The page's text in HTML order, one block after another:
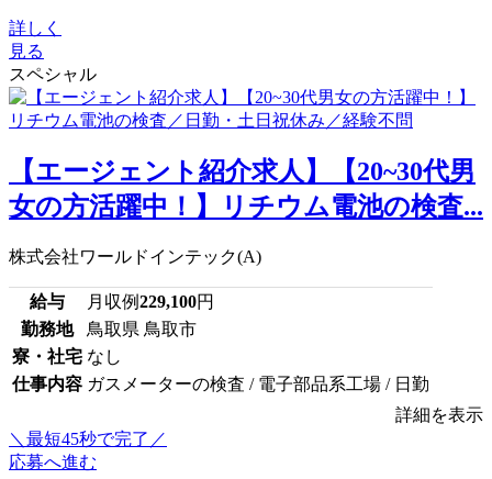
詳しく
見る
スペシャル
【エージェント紹介求人】【20~30代男
女の方活躍中！】リチウム電池の検査...
株式会社ワールドインテック(A)
給与 月収例229,100円
勤務地
鳥取県 鳥取市
寮・社宅 なし
仕事内容 ガスメーターの検査 / 電子部品系工場 / 日勤
詳細を表示
＼最短45秒で完了／
応募へ進む